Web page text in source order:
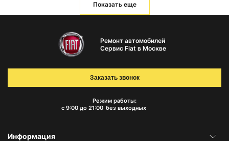
Показать еще
Ремонт автомобилей
Сервис Fiat в Москве
Режим работы:
с 9:00 до 21:00 без выходных
Заказать звонок
Информация